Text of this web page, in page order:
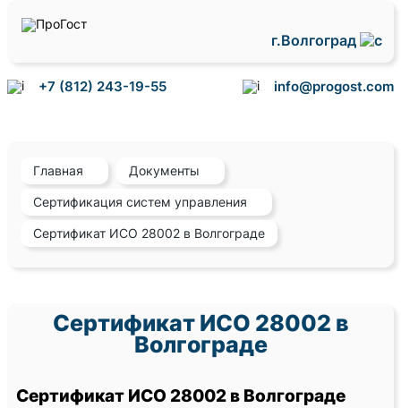
г.Волгоград
+7 (812) 243-19-55 info@progost.com
Главная Документы
Сертификация систем управления
Сертификат ИСО 28002 в Волгограде
Сертификат ИСО 28002 в
Волгограде
Сертификат ИСО 28002 в Волгограде